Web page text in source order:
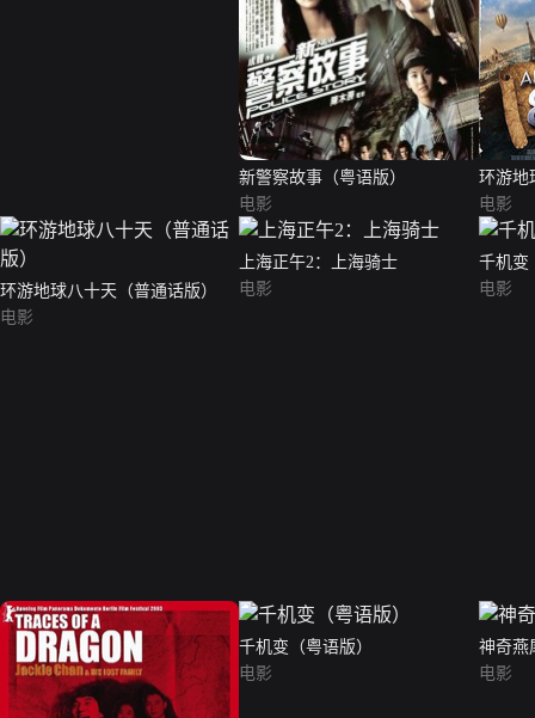
新警察故事（粤语版）
电影
环游地
电影
环游地球八十天（普通话版）
电影
上海正午2：上海骑士
电影
千机变
电影
千机变（粤语版）
电影
神奇燕
电影